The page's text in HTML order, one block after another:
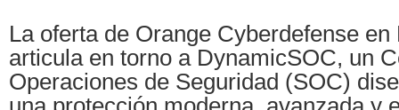
La oferta de Orange Cyberdefense en
articula en torno a DynamicSOC, un
Operaciones de Seguridad (SOC)